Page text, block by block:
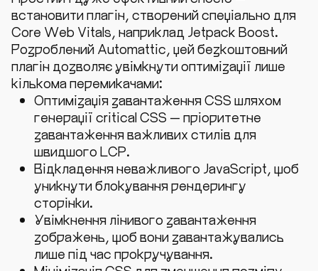
встановити плагін, створений спеціально для
Core Web Vitals, наприклад Jetpack Boost.
Розроблений Automattic, цей безкоштовний
плагін дозволяє увімкнути оптимізації лише
кількома перемикачами:
Оптимізація завантаження CSS шляхом
генерації critical CSS — пріоритетне
завантаження важливих стилів для
швидшого LCP.
Відкладення неважливого JavaScript, щоб
уникнути блокування рендерингу
сторінки.
Увімкнення лінивого завантаження
зображень, щоб вони завантажувались
лише під час прокручування.